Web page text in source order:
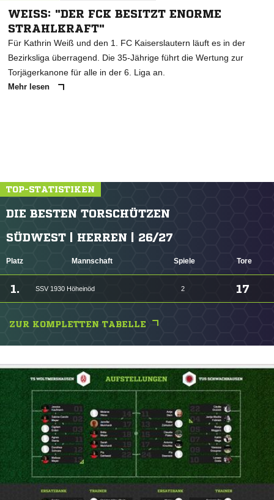
WEISS: "DER FCK BESITZT ENORME S
TRAHLKRAFT"
Für Kathrin Weiß und den 1. FC Kaiserslautern läuft es in der
Bezirksliga überragend. Die 35-Jährige führt die Wertung zur
Torjägerkanone für alle in der 6. Liga an.
Mehr lesen
TOP-STATISTIKEN
DIE BESTEN TORSCHÜTZEN
SÜDWEST | HERREN | 26/27
Platz Mannschaft Spiele Tore
1. SSV 1930 Höheinöd 2 17
ZUR KOMPLETTEN TABELLE